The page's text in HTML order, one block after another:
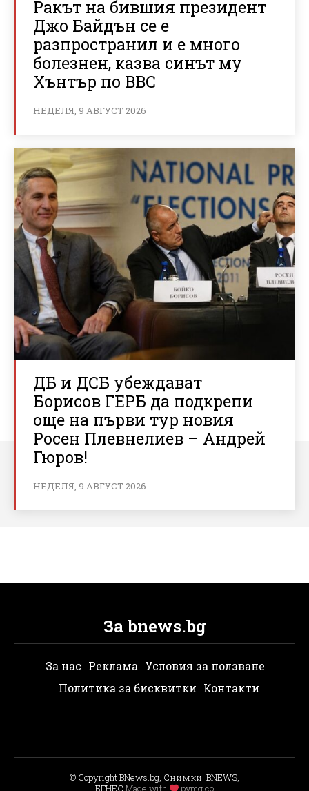
Ракът на бившия президент
Джо Байдън се е
разпространил и е много
болезнен, казва синът му
Хънтър по BBC
НЕДЕЛЯ, 9 АВГУСТ 2026
ДБ и ДСБ убеждават
Борисов ГЕРБ да подкрепи
още на първи тур новия
Росен Плевнелиев – Андрей
Гюров!
НЕДЕЛЯ, 9 АВГУСТ 2026
За bnews.bg
За нас Реклама Условия за ползване
Политика за бисквитки Контакти
© Copyright BNews.bg, Снимки: BNEWS,
БГНЕС Мade with pvmg.co